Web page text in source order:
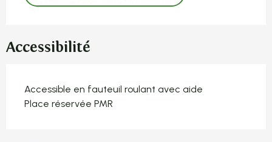
Accessibilité
Accessible en fauteuil roulant avec aide
Place réservée PMR